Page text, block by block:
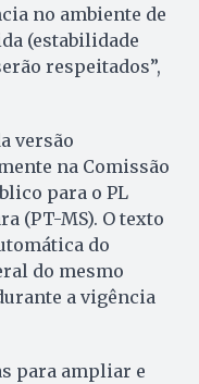
no ambiente de
(estabilidade
respeitados”,
versão
na Comissão
para o PL
(PT-MS). O texto
do
do mesmo
a vigência
para ampliar e